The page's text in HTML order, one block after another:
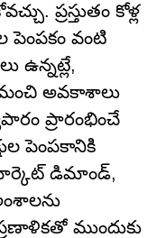
ప్రస్తుతం కోళ్ల
పెంపకం వంటి
ఉన్నట్లే,
అవకాశాలు
ప్రారంభించే
పెంపకానికి
డిమాండ్,
ముందుకు